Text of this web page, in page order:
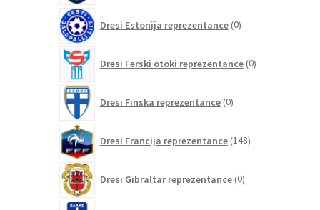
Dresi Estonija reprezentance 0izdelkov
Dresi Ferski otoki reprezentance 0izdelkov
Dresi Finska reprezentance 0izdelkov
Dresi Francija reprezentance 148izdelkov
Dresi Gibraltar reprezentance 0izdelkov